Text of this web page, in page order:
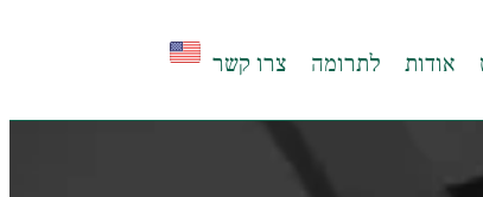
אודות לתרומה צרו קשר